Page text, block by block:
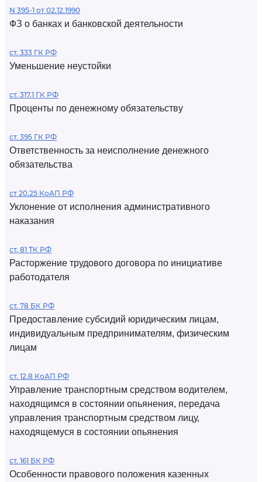
N 395-1 от 02.12.1990
ФЗ о банках и банковской деятельности
ст. 333 ГК РФ
Уменьшение неустойки
ст. 317.1 ГК РФ
Проценты по денежному обязательству
ст. 395 ГК РФ
Ответственность за неисполнение денежного
обязательства
ст 20.25 КоАП РФ
Уклонение от исполнения административного
наказания
ст. 81 ТК РФ
Расторжение трудового договора по инициативе
работодателя
ст. 78 БК РФ
Предоставление субсидий юридическим лицам,
индивидуальным предпринимателям, физическим
лицам
ст. 12.8 КоАП РФ
Управление транспортным средством водителем,
находящимся в состоянии опьянения, передача
управления транспортным средством лицу,
находящемуся в состоянии опьянения
ст. 161 БК РФ
Особенности правового положения казенных